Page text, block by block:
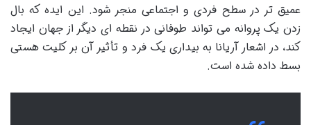
عمیق تر در سطح فردی و اجتماعی منجر شود. این ایده که بال
زدن یک پروانه می تواند طوفانی در نقطه ای دیگر از جهان ایجاد
کند، در اشعار آریانا به بیداری یک فرد و تأثیر آن بر کلیت هستی
بسط داده شده است.